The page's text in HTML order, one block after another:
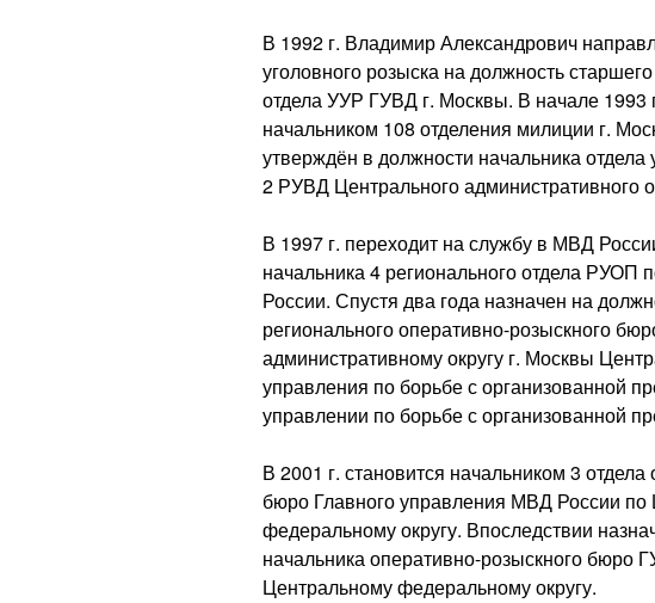
В 1992 г. Владимир Александрович
уголовного розыска на должность
отдела УУР ГУВД г. Москвы. В начале 1993
начальником 108 отделения милиции г.
утверждён в должности начальника отдела
2 РУВД Центрального административного
В 1997 г. переходит на службу в МВД
начальника 4 регионального отдела РУОП
России. Спустя два года назначен на
регионального оперативно-розыскного
административному округу г. Москвы
управления по борьбе с организованной
управлении по борьбе с организованной
В 2001 г. становится начальником 3
бюро Главного управления МВД России по
федеральному округу. Впоследствии
начальника оперативно-розыскного бюро
Центральному федеральному округу.